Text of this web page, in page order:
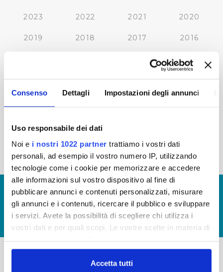
Consenso Dettagli Impostazioni degli annunci
Uso responsabile dei dati
Noi e i nostri 1022 partner trattiamo i vostri dati
personali, ad esempio il vostro numero IP, utilizzando
tecnologie come i cookie per memorizzare e accedere
alle informazioni sul vostro dispositivo al fine di
pubblicare annunci e contenuti personalizzati, misurare
gli annunci e i contenuti, ricercare il pubblico e sviluppare
i servizi. Avete la possibilità di scegliere chi utilizza i
vostri dati e per quali scopi. Le vostre scelte in materia di
in cui avete effettuato le vostre scelte. È possibile
modificare o revocare il proprio consenso in qualsiasi
Accetta tutti
2023 2022 2021 2020
2019 2018 2017 2016
2012
2011 2010 2009 2008
‹ precedente 2
© Copyright 2017 - 2026
GLOSSARIO
GIUDICA IL SERVIZIO
LAVORA CON NOI